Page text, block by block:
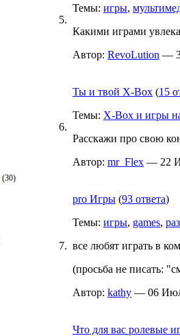
(30)
5.
Темы: игры,
Какими играми
Автор: RevoLution —
6.
Ты и твой X-Box (15
Темы: X-Box и игры
Расскажи про свою
Автор: mr_Flex — 22
7.
pro Игры (93 ответа)
Темы: игры, games,
все любят играть в
(просьба не писать:
Автор: kathy — 06 Июл
Что для вас ролевые